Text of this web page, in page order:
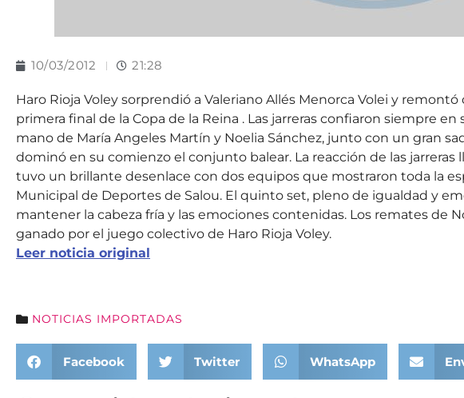
10/03/2012 21:28
Haro Rioja Voley sorprendió a Valeriano Allés Menorca Volei y
primera final de la Copa de la Reina . Las jarreras confiaron siempre
mano de María Angeles Martín y Noelia Sánchez, junto con un gran
dominó en su comienzo el conjunto balear. La reacción de las
tuvo un brillante desenlace con dos equipos que mostraron toda la
Municipal de Deportes de Salou. El quinto set, pleno de igualdad y
mantener la cabeza fría y las emociones contenidas. Los remates de
ganado por el juego colectivo de Haro Rioja Voley.
Leer noticia original
NOTICIAS IMPORTADAS
Facebook Twitter WhatsApp